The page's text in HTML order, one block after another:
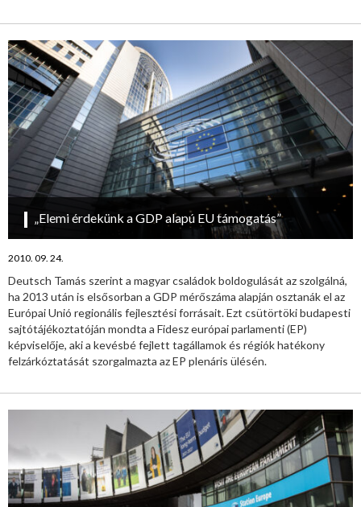
„Elemi érdekünk a GDP alapú EU támogatás”
2010. 09. 24.
Deutsch Tamás szerint a magyar családok boldogulását az szolgálná,
ha 2013 után is elsősorban a GDP mérőszáma alapján osztanák el az
Európai Unió regionális fejlesztési forrásait. Ezt csütörtöki budapesti
sajtótájékoztatóján mondta a Fidesz európai parlamenti (EP)
képviselője, aki a kevésbé fejlett tagállamok és régiók hatékony
felzárkóztatását szorgalmazta az EP plenáris ülésén.